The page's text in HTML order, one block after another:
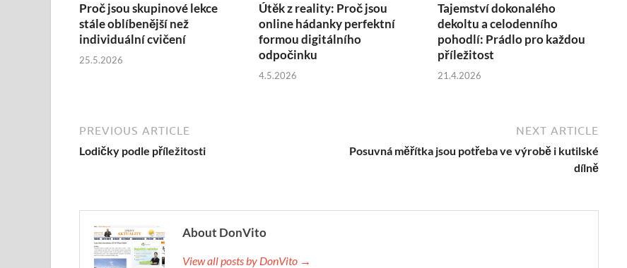
Proč jsou skupinové lekce
stále oblíbenější než
individuální cvičení
25.5.2026
Útěk z reality: Proč jsou
online hádanky perfektní
formou digitálního
odpočinku
4.5.2026
Tajemství dokonalého
dekoltu a celodenního
pohodlí: Prádlo pro každou
příležitost
21.4.2026
PREVIOUS ARTICLE
Lodičky podle příležitosti
NEXT ARTICLE
Posuvná měřítka jsou potřeba ve výrobě i kutilské
dílně
About DonVito
View all posts by DonVito →